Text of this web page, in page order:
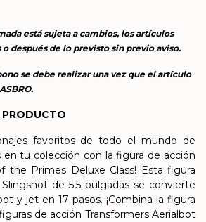
está sujeta a cambios, los artículos
después de lo previsto sin previo aviso.
se debe realizar una vez que el artículo
PRODUCTO
favoritos de todo el mundo de
en tu colección con la figura de acción
the Primes Deluxe Class! Esta figura
de 5,5 pulgadas se convierte
y jet en 17 pasos. ¡Combina la figura
de acción Transformers Aerialbot